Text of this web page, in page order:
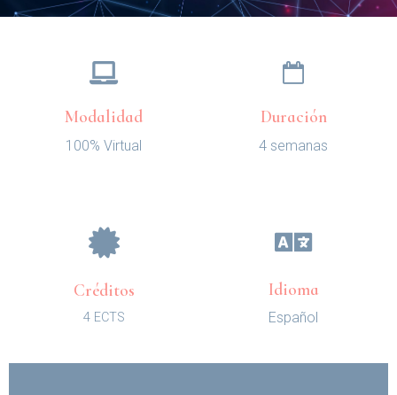
Modalidad
100% Virtual
Duración
4 semanas
Créditos
4 ECTS
Idioma
Español